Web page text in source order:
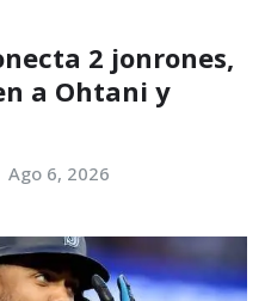
2 jonrones,
a Ohtani y
Ago 6, 2026